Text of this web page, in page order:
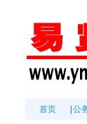
首页 公